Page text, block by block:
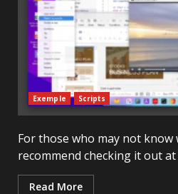
Exemple Scripts
For those who may not
recommend checking it out
Read More